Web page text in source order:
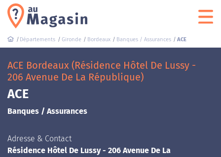
Départements Gironde Bordeaux Banques / Assurances ACE
ACE Bordeaux (Résidence Hôtel De Lussy -
206 Avenue De La République)
ACE
Banques / Assurances
Adresse & Contact
Résidence Hôtel De Lussy - 206 Avenue De La